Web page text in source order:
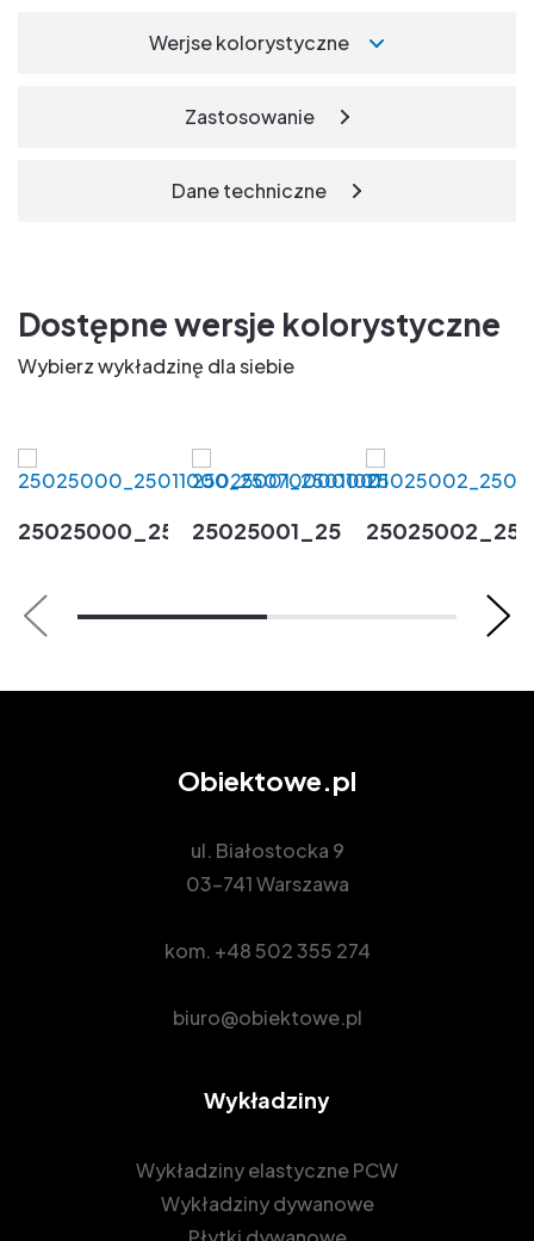
Werjse kolorystyczne
Zastosowanie
Dane techniczne
Dostępne wersje kolorystyczne
Wybierz wykładzinę dla siebie
25025000_25011000_25070000001
25025001_25011001
Obiektowe.pl
ul. Białostocka 9
03-741 Warszawa
kom. +48 502 355 274
biuro@obiektowe.pl
Wykładziny
Wykładziny elastyczne PCW
Wykładziny dywanowe